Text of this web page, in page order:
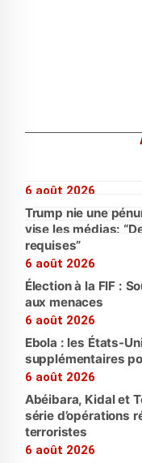
6 août 2026
Trump nie une
vise les médias:
requises”
6 août 2026
Élection à la FIF :
aux menaces
6 août 2026
Ebola : les États-
supplémentaires
6 août 2026
Abéibara, Kidal et
série d’opérations
terroristes
6 août 2026